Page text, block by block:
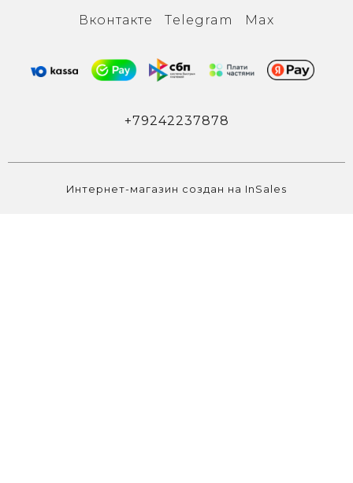
Вконтакте
Тelegram Max
+79242237878
Интернет-магазин создан на InSales